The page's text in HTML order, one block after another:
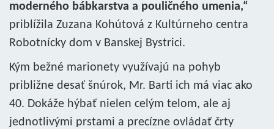
moderného bábkarstva a pouličného umenia,“
priblížila Zuzana Kohútová z Kultúrneho centra
Robotnícky dom v Banskej Bystrici.
Kým bežné marionety využívajú na pohyb
približne desať šnúrok, Mr. Barti ich má viac ako
40. Dokáže hýbať nielen celým telom, ale aj
jednotlivými prstami a precízne ovládať črty